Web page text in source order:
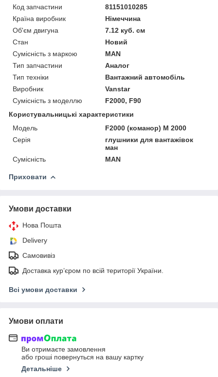
Код запчастини
81151010285
Країна виробник
Німеччина
Об'єм двигуна
7.12 куб. см
Стан
Новий
Сумісність з маркою
MAN
Тип запчастини
Аналог
Тип техніки
Вантажний автомобіль
Виробник
Vanstar
Сумісність з моделлю
F2000, F90
Користувальницькі характеристики
Мoдель
F2000 (команор) M 2000
Серія
глушники для вантажівок
ман
Сумісність
MAN
Приховати
Умови доставки
Нова Пошта
Delivery
Самовивіз
Доставка кур’єром по всій території України.
Всі умови доставки
Умови оплати
Ви отримаєте замовлення
або гроші повернуться на вашу картку
Детальніше